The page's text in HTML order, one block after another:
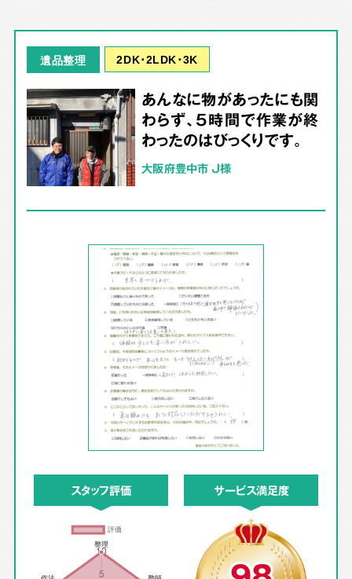
遺品整理 2DK･2LDK･3K
あんなに物があったにも関
わらず、5時間で作業が終
わったのはびっくりです。
大阪府豊中市 J様
スタッフ評価 サービス満足度